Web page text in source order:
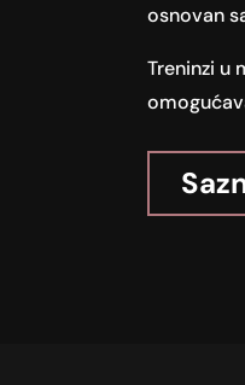
osnovan
Treninzi u